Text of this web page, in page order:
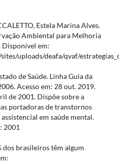
Estela Marina Alves.
Ambiental para Melhoria
Disponível em:
uploads/deafa/qvaf/
de Saúde. Linha Guia da
Acesso em: 28 out. 2019.
de 2001. Dispõe sobre a
portadoras de transtornos
em saúde mental.
2001
dos brasileiros têm algum